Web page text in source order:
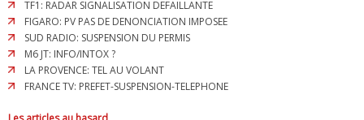
TF1: RADAR SIGNALISATION DEFAILLANTE
FIGARO: PV PAS DE DENONCIATION IMPOSEE
SUD RADIO: SUSPENSION DU PERMIS
M6 JT: INFO/INTOX ?
LA PROVENCE: TEL AU VOLANT
FRANCE TV: PREFET-SUSPENSION-TELEPHONE